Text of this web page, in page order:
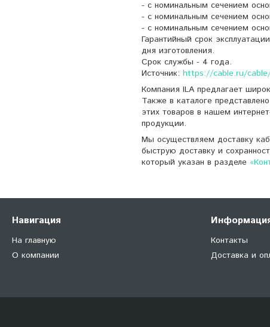
- с номинальным сечением
- с номинальным сечением
- с номинальным сечением
Гарантийный срок
дня изготовления.
Срок службы - 4 года.
Источник: https://cable.ru/cable/
Компания ILA предлагает
Также в каталоге
этих товаров в нашем
продукции.
Мы осуществляем доставку
быструю доставку и
который указан в разделе
Навигация
На главную
О компании
Контакты
Доставка и